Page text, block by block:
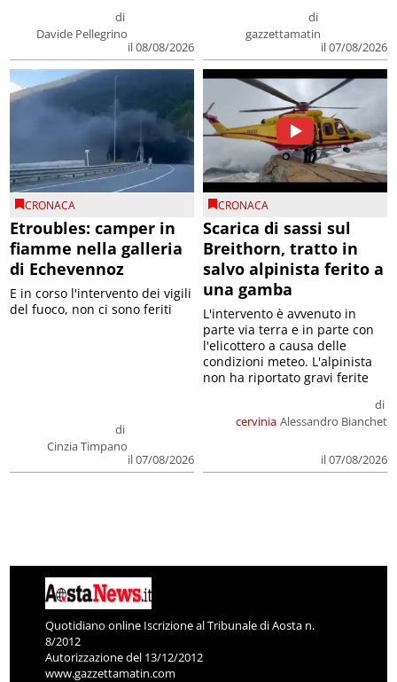
di
Davide Pellegrino
il 08/08/2026
di
gazzettamatin
il 07/08/2026
CRONACA
Etroubles: camper in
fiamme nella galleria
di Echevennoz
di
Cinzia Timpano
il 07/08/2026
E in corso l'intervento dei vigili
del fuoco, non ci sono feriti
CRONACA
Scarica di sassi sul
Breithorn, tratto in
salvo alpinista ferito a
una gamba
cervinia
di
Alessandro Bianchet
il 07/08/2026
L'intervento è avvenuto in
parte via terra e in parte con
l'elicottero a causa delle
condizioni meteo. L'alpinista
non ha riportato gravi ferite
Quotidiano online Iscrizione al Tribunale di Aosta n.
8/2012
Autorizzazione del 13/12/2012
www.gazzettamatin.com